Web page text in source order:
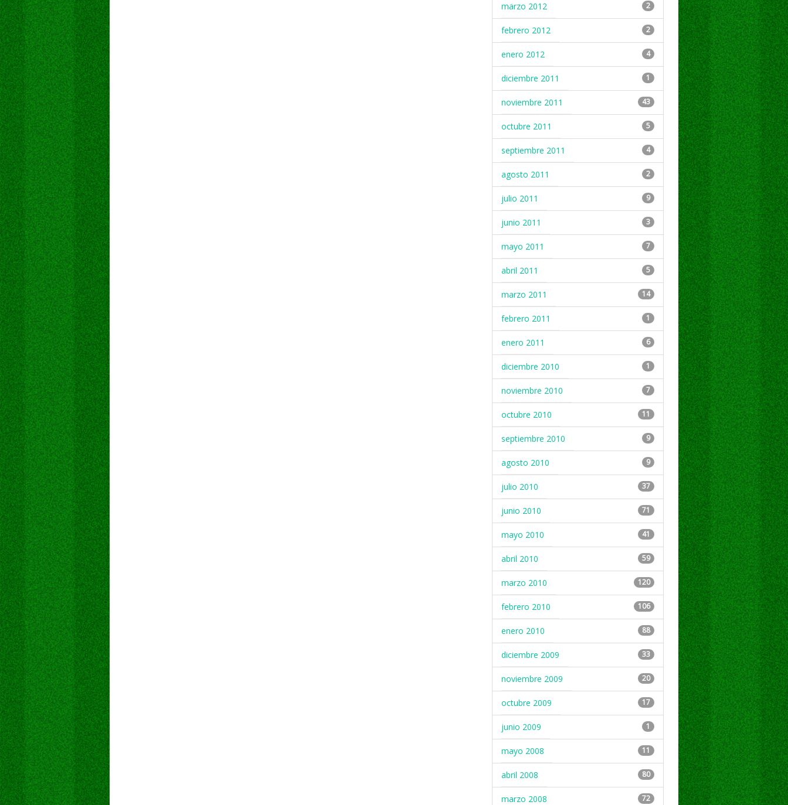
marzo 2012 2
febrero 2012 2
enero 2012 4
diciembre 2011 1
noviembre 2011 43
octubre 2011 5
septiembre 2011 4
agosto 2011 2
julio 2011 9
junio 2011 3
mayo 2011 7
abril 2011 5
marzo 2011 14
febrero 2011 1
enero 2011 6
diciembre 2010 1
noviembre 2010 7
octubre 2010 11
septiembre 2010 9
agosto 2010 9
julio 2010 37
junio 2010 71
mayo 2010 41
abril 2010 59
marzo 2010 120
febrero 2010 106
enero 2010 88
diciembre 2009 33
noviembre 2009 20
octubre 2009 17
junio 2009 1
mayo 2008 11
abril 2008 80
marzo 2008 72